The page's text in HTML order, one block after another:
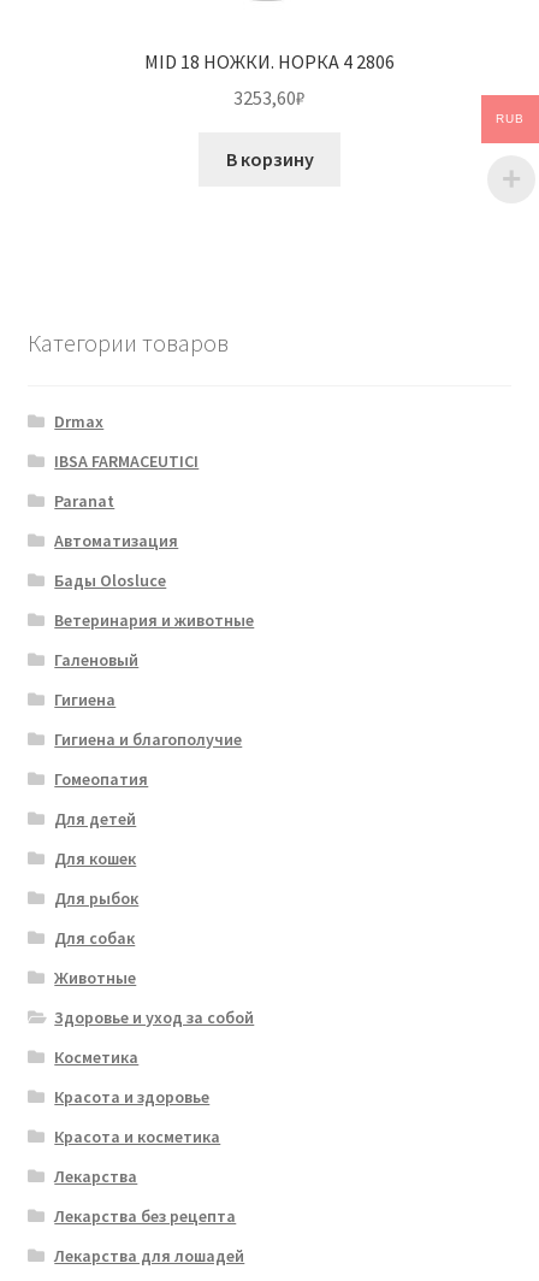
MID 18 НОЖКИ. НОРКА 4 2806
3253,60₽
В корзину
Категории товаров
Drmax
IBSA FARMACEUTICI
Paranat
Автоматизация
Бады Olosluce
Ветеринария и животные
Галеновый
Гигиена
Гигиена и благополучие
Гомеопатия
Для детей
Для кошек
Для рыбок
Для собак
Животные
Здоровье и уход за собой
Косметика
Красота и здоровье
Красота и косметика
Лекарства
Лекарства без рецепта
Лекарства для лошадей
RUB